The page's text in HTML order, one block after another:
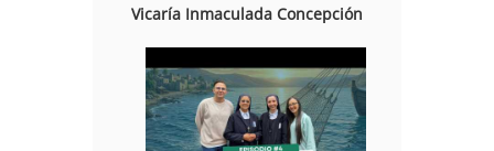
Vicaría Inmaculada Concepción